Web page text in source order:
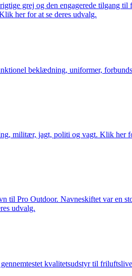
grej og den engagerede tilgang
her for at se deres udvalg.
beklædning, uniformer,
militær, jagt, politi og vagt. Klik her
til Pro Outdoor. Navneskiftet var en
udvalg.
kvalitetsudstyr til